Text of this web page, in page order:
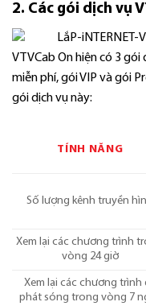
2. Các gói dịch vụ
VTVCab On hiện có 3
miễn phí, gói VIP và gói
gói dịch vụ này:
TÍNH NĂNG
Số lượng kênh truyền
Xem lại các chương trình
vòng 24 giờ
Xem lại các chương trình
phát sóng trong vòng 7